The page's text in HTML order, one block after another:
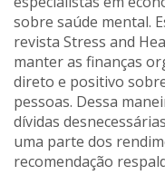
sobre saúde mental.
revista Stress and
manter as finanças
direto e positivo
pessoas. Dessa
dívidas
uma parte dos
recomendação